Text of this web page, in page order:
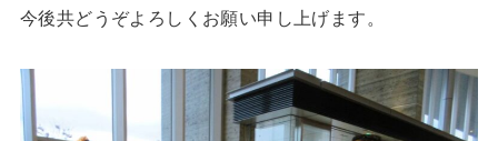
今後共どうぞよろしくお願い申し上げます。